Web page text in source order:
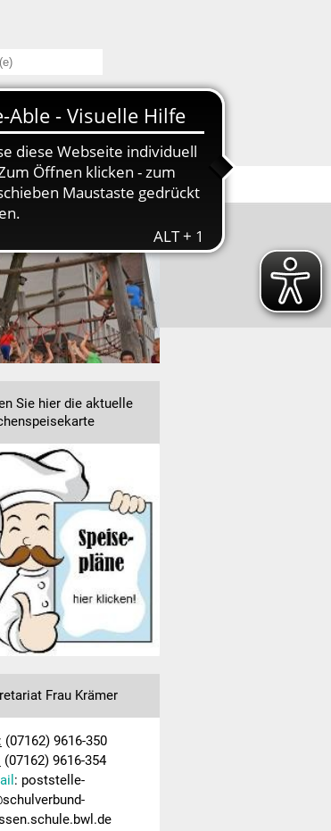
Sie hier die aktuelle
Frau Krämer
(07162) 9616-350
(07162) 9616-354
: poststelle-